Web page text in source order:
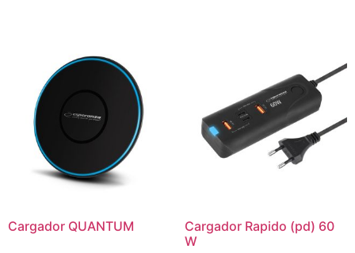
Cargador QUANTUM
Cargador Rapido (pd) 60
W